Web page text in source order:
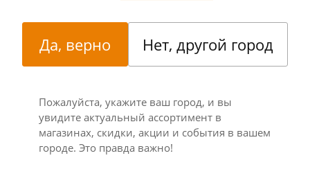
Да, верно Нет, другой город
Пожалуйста, укажите ваш город, и вы
увидите актуальный ассортимент в
магазинах, скидки, акции и события в вашем
городе. Это правда важно!